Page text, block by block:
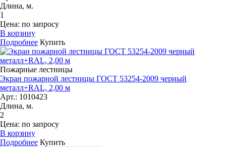
Длина, м.
1
Цена: по запросу
В корзину
Подробнее Купить
Пожарные лестницы
Экран пожарной лестницы ГОСТ 53254-2009 черный
металл+RAL, 2,00 м
Арт.: 1010423
Длина, м.
2
Цена: по запросу
В корзину
Подробнее Купить